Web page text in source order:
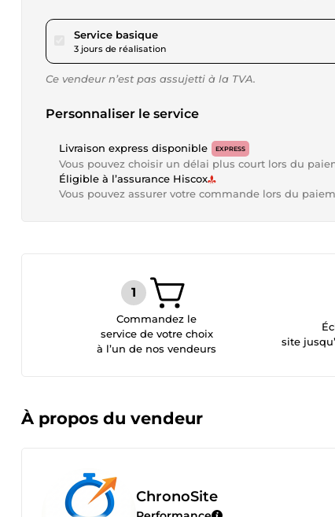
Service basiquepour 288,93 $US
3 jours de réalisation
Ce vendeur n’est pas assujetti à la TVA.
Personnaliser le service
Livraison express disponible EXPRESS
Vous pouvez choisir un délai plus court lors du
Éligible à l’assurance Hiscox
Vous pouvez assurer votre commande lors du
Commandez le
service de votre choix
à l’un de nos vendeurs
site
À propos du vendeur
ChronoSite